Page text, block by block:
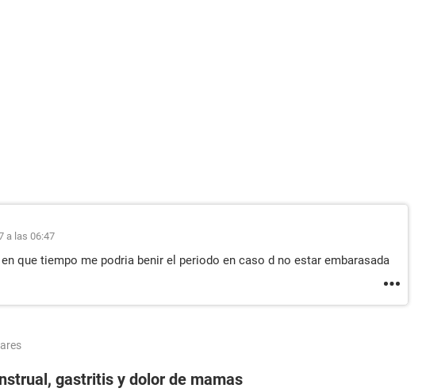
a las 06:47
que tiempo me podria benir el periodo en caso d no estar embarasada
gastritis y dolor de mamas